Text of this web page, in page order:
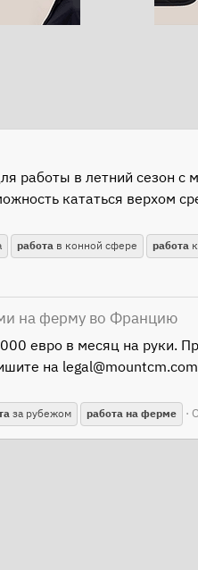
работы в летний сезон с
кататься верхом
работа в конной сфере работа
на ферму во Францию
евро в месяц на руки.
на
за рубежом работа на ферме